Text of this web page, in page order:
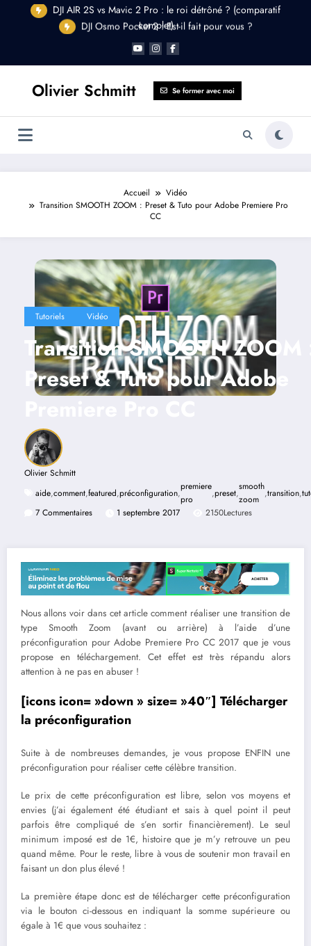
DJI Osmo Pocket 2 : Est-il fait pour vous ?
Accueil
Vidéo
Transition SMOOTH ZOOM : Preset & Tuto pour Adobe Premiere Pro
CC
Tutoriels Vidéo
Transition SMOOTH ZOOM
Preset & Tuto pour Adobe
Olivier Schmitt
aide,comment,featured,préconfiguration,
premiere
pro
,preset,
smooth
zoom
,transition,
7 Commentaires
1 septembre 2017 2150Lectures
Nous allons voir dans cet article comment réaliser une transition de
type Smooth Zoom (avant ou arrière) à l’aide d’une
préconfiguration pour Adobe Premiere Pro CC 2017 que je vous
propose en téléchargement. Cet effet est très répandu alors
attention à ne pas en abuser !
[icons icon= »down » size= »40″] Télécharger
la préconfiguration
Suite à de nombreuses demandes, je vous propose ENFIN une
préconfiguration pour réaliser cette célèbre transition.
Le prix de cette préconfiguration est libre, selon vos moyens et
envies (j’ai également été étudiant et sais à quel point il peut
parfois être compliqué de s’en sortir financièrement). Le seul
minimum imposé est de 1€, histoire que je m’y retrouve un peu
quand même. Pour le reste, libre à vous de soutenir mon travail en
faisant un don plus élevé !
La première étape donc est de télécharger cette préconfiguration
via le bouton ci-dessous en indiquant la somme supérieure ou
égale à 1€ que vous souhaitez :